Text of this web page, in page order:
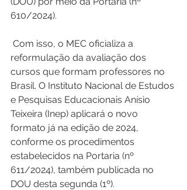
610/2024).
reformulação da avaliação dos
cursos que formam professores no
Brasil. O Instituto Nacional de Estudos
e Pesquisas Educacionais Anísio
Teixeira (Inep) aplicará o novo
formato já na edição de 2024,
conforme os procedimentos
estabelecidos na Portaria (nº
611/2024), também publicada no
DOU desta segunda (1º).